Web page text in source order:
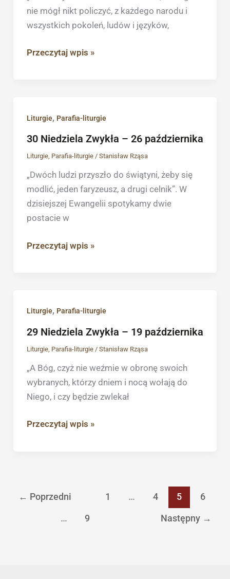
nie mógł nikt policzyć, z każdego narodu i
wszystkich pokoleń, ludów i języków,
Przeczytaj wpis »
Liturgie, Parafia-liturgie
30 Niedziela Zwykła – 26 października
Liturgie, Parafia-liturgie/ Stanisław Rząsa
„Dwóch ludzi przyszło do świątyni, żeby się
modlić, jeden faryzeusz, a drugi celnik”. W
dzisiejszej Ewangelii spotykamy dwie
postacie w
30
Zwykła
–
26
października
Przeczytaj wpis »
Liturgie, Parafia-liturgie
29 Niedziela Zwykła – 19 października
Liturgie, Parafia-liturgie/ Stanisław Rząsa
„A Bóg, czyż nie weźmie w obronę swoich
wybranych, którzy dniem i nocą wołają do
Niego, i czy będzie zwlekał
29
Zwykła
–
19
października
Przeczytaj wpis »
← Poprzedni 1 … 4 5 6
… 9 Następny →